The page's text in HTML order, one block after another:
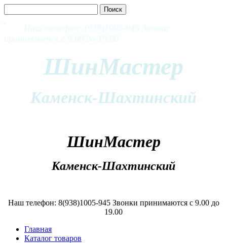
Наш телефон: (938)1005-945 Звонки
принимаются с 9.00 до 19.00
ШинМастер
Каменск-Шахтинский
ШинМастер
Каменск-Шахтинский
Наш телефон: 8(938)1005-945 Звонки принимаются с 9.00 до
19.00
Главная
Каталог товаров